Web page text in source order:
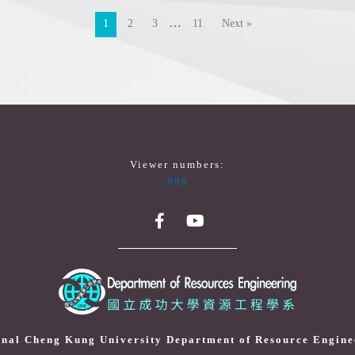
1 2 3 … 11 Next »
Viewer numbers:
889
Cheng Kung University Department of Resource